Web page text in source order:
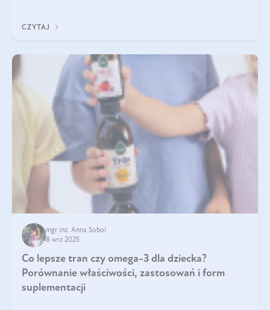
suplementować jesienią i zimą?
CZYTAJ
mgr inż. Anna Sobol
8 wrz 2025
Co lepsze tran czy omega-3 dla dziecka?
Porównanie właściwości, zastosowań i form
suplementacji